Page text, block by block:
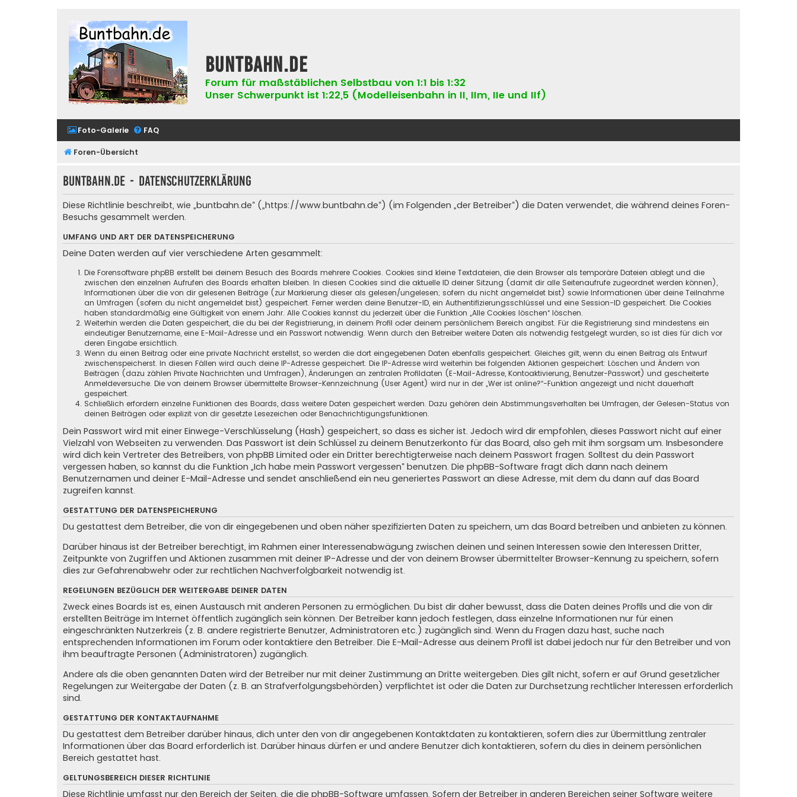
buntbahn.de
Forum für maßstäblichen Selbstbau von 1:1 bis 1:32
Unser Schwerpunkt ist 1:22,5 (Modelleisenbahn in II, IIm, IIe und IIf)
Foto-Galerie FAQ
Foren-Übersicht
buntbahn.de - Datenschutzerklärung
Diese Richtlinie beschreibt, wie „buntbahn.de“ („https://www.buntbahn.de“) (im Folgenden „der Betreiber“) die Daten verwendet, die während deines Foren-
Besuchs gesammelt werden.
UMFANG UND ART DER DATENSPEICHERUNG
Deine Daten werden auf vier verschiedene Arten gesammelt:
Die Forensoftware phpBB erstellt bei deinem Besuch des Boards mehrere Cookies. Cookies sind kleine Textdateien, die dein Browser als temporäre Dateien ablegt und die
zwischen den einzelnen Aufrufen des Boards erhalten bleiben. In diesen Cookies sind die aktuelle ID deiner Sitzung (damit dir alle Seitenaufrufe zugeordnet werden können),
Informationen über die von dir gelesenen Beiträge (zur Markierung dieser als gelesen/ungelesen; sofern du nicht angemeldet bist) sowie Informationen über deine Teilnahme
an Umfragen (sofern du nicht angemeldet bist) gespeichert. Ferner werden deine Benutzer-ID, ein Authentifizierungsschlüssel und eine Session-ID gespeichert. Die Cookies
haben standardmäßig eine Gültigkeit von einem Jahr. Alle Cookies kannst du jederzeit über die Funktion „Alle Cookies löschen“ löschen.
Weiterhin werden die Daten gespeichert, die du bei der Registrierung, in deinem Profil oder deinem persönlichem Bereich angibst. Für die Registrierung sind mindestens ein
eindeutiger Benutzername, eine E-Mail-Adresse und ein Passwort notwendig. Wenn durch den Betreiber weitere Daten als notwendig festgelegt wurden, so ist dies für dich vor
deren Eingabe ersichtlich.
Wenn du einen Beitrag oder eine private Nachricht erstellst, so werden die dort eingegebenen Daten ebenfalls gespeichert. Gleiches gilt, wenn du einen Beitrag als Entwurf
zwischenspeicherst. In diesen Fällen wird auch deine IP-Adresse gespeichert. Die IP-Adresse wird weiterhin bei folgenden Aktionen gespeichert: Löschen und Ändern von
Beiträgen (dazu zählen Private Nachrichten und Umfragen), Änderungen an zentralen Profildaten (E-Mail-Adresse, Kontoaktivierung, Benutzer-Passwort) und gescheiterte
Anmeldeversuche. Die von deinem Browser übermittelte Browser-Kennzeichnung (User Agent) wird nur in der „Wer ist online?“-Funktion angezeigt und nicht dauerhaft
gespeichert.
Schließlich erfordern einzelne Funktionen des Boards, dass weitere Daten gespeichert werden. Dazu gehören dein Abstimmungsverhalten bei Umfragen, der Gelesen-Status von
deinen Beiträgen oder explizit von dir gesetzte Lesezeichen oder Benachrichtigungsfunktionen.
Dein Passwort wird mit einer Einwege-Verschlüsselung (Hash) gespeichert, so dass es sicher ist. Jedoch wird dir empfohlen, dieses Passwort nicht auf einer
Vielzahl von Webseiten zu verwenden. Das Passwort ist dein Schlüssel zu deinem Benutzerkonto für das Board, also geh mit ihm sorgsam um. Insbesondere
wird dich kein Vertreter des Betreibers, von phpBB Limited oder ein Dritter berechtigterweise nach deinem Passwort fragen. Solltest du dein Passwort
vergessen haben, so kannst du die Funktion „Ich habe mein Passwort vergessen“ benutzen. Die phpBB-Software fragt dich dann nach deinem
Benutzernamen und deiner E-Mail-Adresse und sendet anschließend ein neu generiertes Passwort an diese Adresse, mit dem du dann auf das Board
zugreifen kannst.
GESTATTUNG DER DATENSPEICHERUNG
Du gestattest dem Betreiber, die von dir eingegebenen und oben näher spezifizierten Daten zu speichern, um das Board betreiben und anbieten zu können.
Darüber hinaus ist der Betreiber berechtigt, im Rahmen einer Interessenabwägung zwischen deinen und seinen Interessen sowie den Interessen Dritter,
Zeitpunkte von Zugriffen und Aktionen zusammen mit deiner IP-Adresse und der von deinem Browser übermittelter Browser-Kennung zu speichern, sofern
dies zur Gefahrenabwehr oder zur rechtlichen Nachverfolgbarkeit notwendig ist.
REGELUNGEN BEZÜGLICH DER WEITERGABE DEINER DATEN
Zweck eines Boards ist es, einen Austausch mit anderen Personen zu ermöglichen. Du bist dir daher bewusst, dass die Daten deines Profils und die von dir
erstellten Beiträge im Internet öffentlich zugänglich sein können. Der Betreiber kann jedoch festlegen, dass einzelne Informationen nur für einen
eingeschränkten Nutzerkreis (z. B. andere registrierte Benutzer, Administratoren etc.) zugänglich sind. Wenn du Fragen dazu hast, suche nach
entsprechenden Informationen im Forum oder kontaktiere den Betreiber. Die E-Mail-Adresse aus deinem Profil ist dabei jedoch nur für den Betreiber und von
ihm beauftragte Personen (Administratoren) zugänglich.
Andere als die oben genannten Daten wird der Betreiber nur mit deiner Zustimmung an Dritte weitergeben. Dies gilt nicht, sofern er auf Grund gesetzlicher
Regelungen zur Weitergabe der Daten (z. B. an Strafverfolgungsbehörden) verpflichtet ist oder die Daten zur Durchsetzung rechtlicher Interessen erforderlich
sind.
GESTATTUNG DER KONTAKTAUFNAHME
Du gestattest dem Betreiber darüber hinaus, dich unter den von dir angegebenen Kontaktdaten zu kontaktieren, sofern dies zur Übermittlung zentraler
Informationen über das Board erforderlich ist. Darüber hinaus dürfen er und andere Benutzer dich kontaktieren, sofern du dies in deinem persönlichen
Bereich gestattet hast.
GELTUNGSBEREICH DIESER RICHTLINIE
Diese Richtlinie umfasst nur den Bereich der Seiten, die die phpBB-Software umfassen. Sofern der Betreiber in anderen Bereichen seiner Software weitere